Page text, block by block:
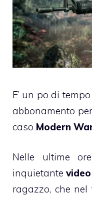
E’ un po di
abbonamento
caso Modern
Nelle ultime
inquietante video
ragazzo, che